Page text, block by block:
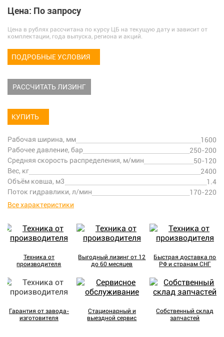
Цена: По запросу
Цена в рублях рассчитана по курсу ЦБ на текущую дату и зависит от
комплектации, года выпуска, региона и акций.
ПОДРОБНЫЕ УСЛОВИЯ
РАССЧИТАТЬ ЛИЗИНГ
КУПИТЬ
Рабочая ширина, мм
1600
Рабочее давление, бар
250-200
Средняя скорость распределения, м/мин
50-120
Вес, кг
2400
Объём ковша, м3
1.4
Поток гидравлики, л/мин
170-220
Все характеристики
Техника от
производителя
Выгодный лизинг от 12
до 60 месяцев
Быстрая доставка по
РФ и странам СНГ
Гарантия от завода-
изготовителя
Стационарный и
выездной сервис
Собственный склад
запчастей